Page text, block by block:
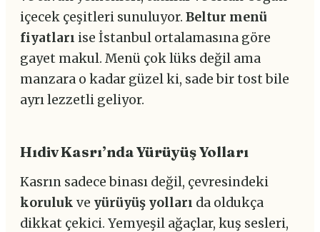
içecek çeşitleri sunuluyor. Beltur menü
fiyatları ise İstanbul ortalamasına göre
gayet makul. Menü çok lüks değil ama
manzara o kadar güzel ki, sade bir tost bile
ayrı lezzetli geliyor.
Hıdiv Kasrı’nda Yürüyüş Yolları
Kasrın sadece binası değil, çevresindeki
koruluk ve yürüyüş yolları da oldukça
dikkat çekici. Yemyeşil ağaçlar, kuş sesleri,